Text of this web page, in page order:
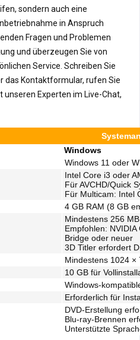
sondern auch eine
in Anspruch
Fragen und Problemen
und überzeugen Sie von
Service. Schreiben Sie
das Kontaktformular, rufen Sie
unseren Experten im Live-Chat,
Windows
Windows 11 oder
Intel Core i3 oder
Für AVCHD/Quick
Für Multicam: Intel
4 GB RAM (8 GB
Mindestens 256
Empfohlen:
Bridge oder neuer
3D Titler erfordert
Mindestens 1024 ×
10 GB für
Windows-
Erforderlich für
DVD-Erstellung
Blu-ray-Brennen
Unterstützte